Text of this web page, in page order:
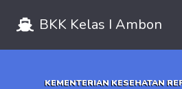
BKK Kelas I Ambon
KEMENTERIAN KESEHATAN